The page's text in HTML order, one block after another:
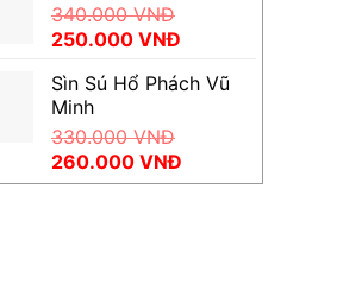
340.000VNĐ
Giá
là:
340.000 VNĐ.
250.000 VNĐ
tại
Sìn Sú Hổ Phách Vũ
Minh
330.000VNĐ
Giá
gốc
260.000 VNĐ
hiện